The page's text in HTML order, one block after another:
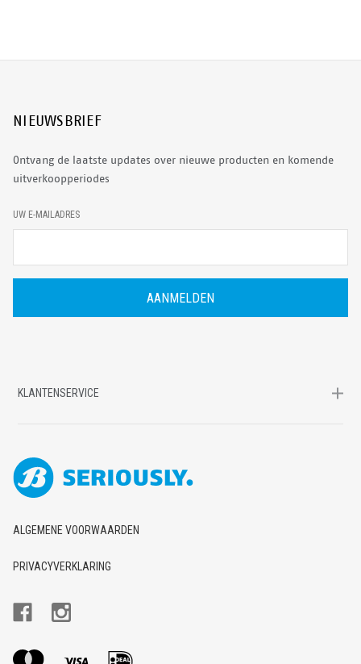
NIEUWSBRIEF
Ontvang de laatste updates over nieuwe producten en komende
uitverkoopperiodes
E
-
M
A
D
UW E-MAILADRES
KLANTENSERVICE
ALGEMENE VOORWAARDEN
PRIVACYVERKLARING